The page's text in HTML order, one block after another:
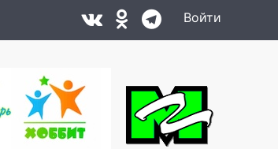
Войти